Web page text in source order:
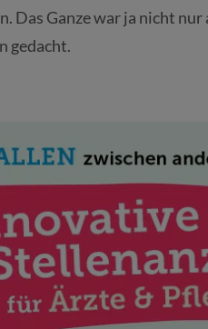
Das Ganze war ja nicht
gedacht.